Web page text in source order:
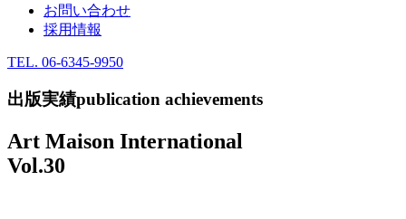
お問い合わせ
採用情報
TEL. 06-6345-9950
出版実績publication achievements
Art Maison International
Vol.30